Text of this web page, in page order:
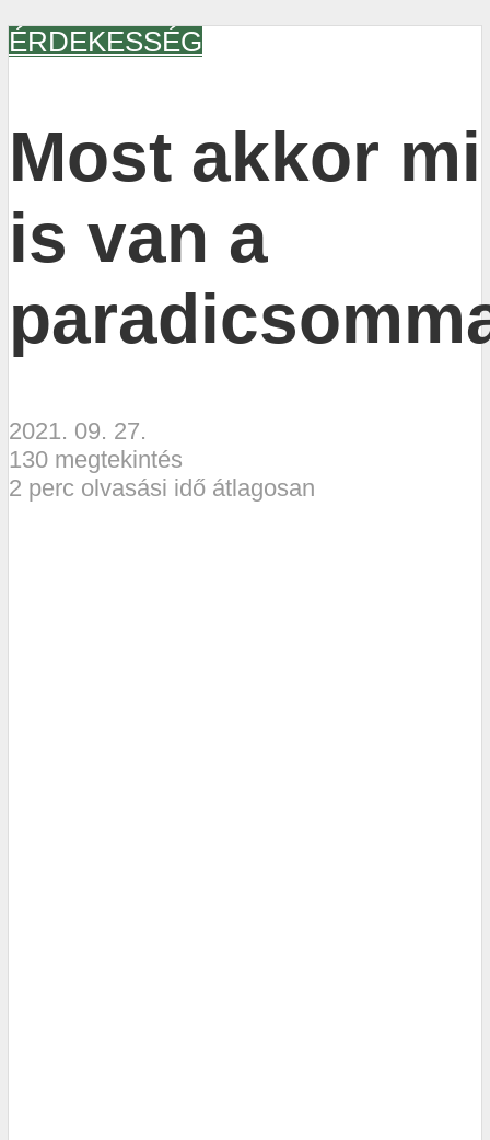
ÉRDEKESSÉG
Most akkor mi
is van a
2021. 09. 27.
130 megtekintés
2 perc olvasási idő átlagosan